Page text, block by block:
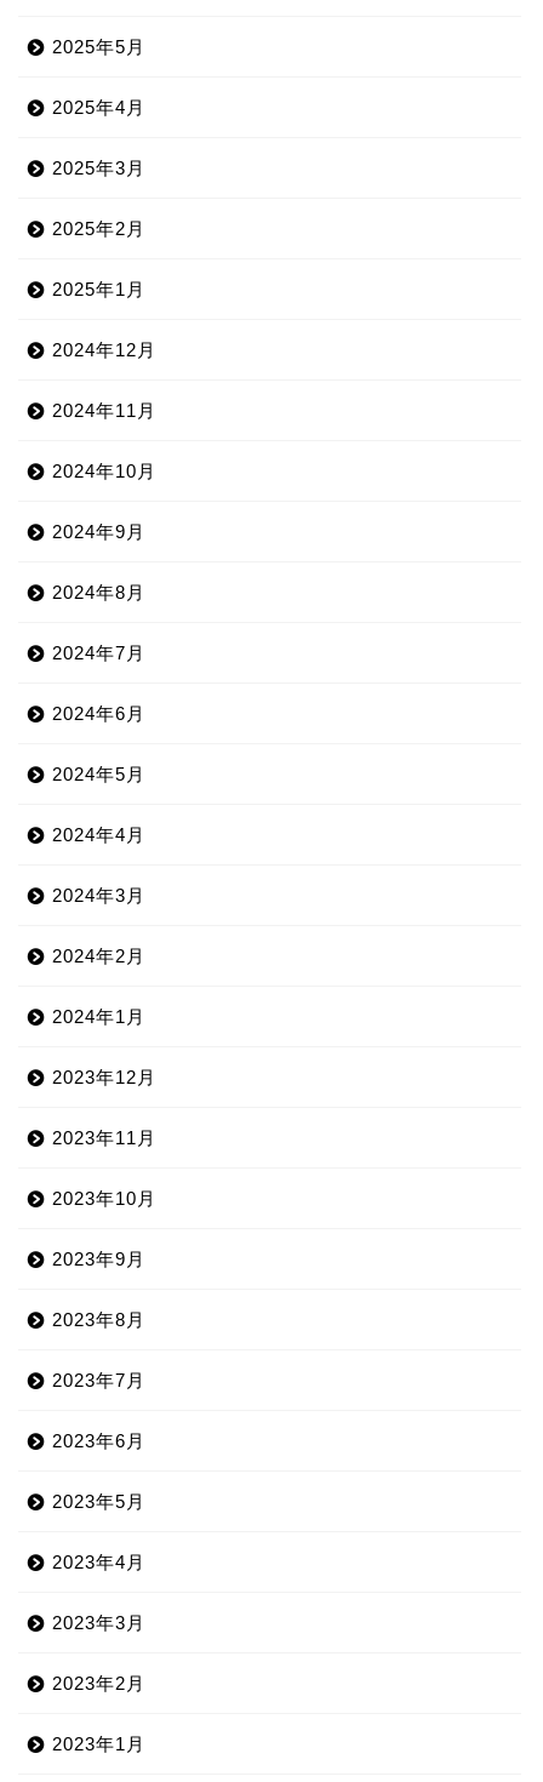
2025年5月
2025年4月
2025年3月
2025年2月
2025年1月
2024年12月
2024年11月
2024年10月
2024年9月
2024年8月
2024年7月
2024年6月
2024年5月
2024年4月
2024年3月
2024年2月
2024年1月
2023年12月
2023年11月
2023年10月
2023年9月
2023年8月
2023年7月
2023年6月
2023年5月
2023年4月
2023年3月
2023年2月
2023年1月